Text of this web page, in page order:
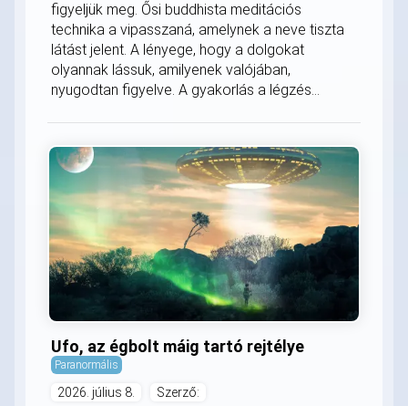
figyeljük meg. Ősi buddhista meditációs
technika a vipasszaná, amelynek a neve tiszta
látást jelent. A lényege, hogy a dolgokat
olyannak lássuk, amilyenek valójában,
nyugodtan figyelve. A gyakorlás a légzés...
Ufo, az égbolt máig tartó rejtélye
Paranormális
2026. július 8. Szerző: